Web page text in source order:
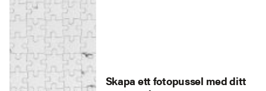
Skapa ett fotopussel med ditt